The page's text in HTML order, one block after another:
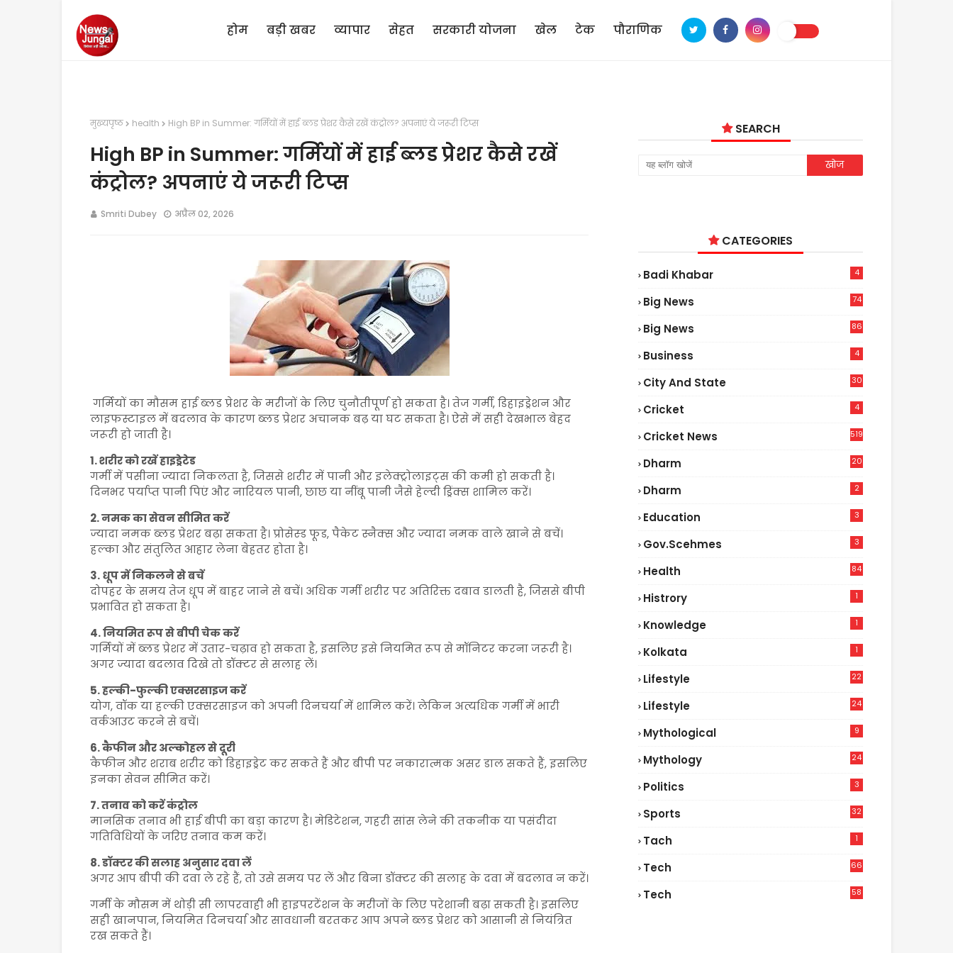
होम बड़ी खबर व्यापार सेहत सरकारी योजना खेल टेक पौराणिक
मुख्यपृष्ठ health High BP in Summer: गर्मियों में हाई ब्लड प्रेशर कैसे रखें कंट्रोल? अपनाएं ये जरूरी टिप्स
High BP in Summer: गर्मियों में हाई ब्लड प्रेशर कैसे रखें
कंट्रोल? अपनाएं ये जरूरी टिप्स
Smriti Dubey अप्रैल 02, 2026
गर्मियों का मौसमहाई ब्लड प्रेशरके मरीजों के लिए चुनौतीपूर्ण हो सकता है। तेज गर्मी, डिहाइड्रेशन और
लाइफस्टाइल में बदलाव के कारण ब्लड प्रेशर अचानक बढ़ या घट सकता है। ऐसे में सही देखभाल बेहद
जरूरी हो जाती है।
1. शरीर को रखें हाइड्रेटेड
गर्मी में पसीना ज्यादा निकलता है, जिससे शरीर में पानी और इलेक्ट्रोलाइट्स की कमी हो सकती है।
दिनभर पर्याप्त पानी पिएं और नारियल पानी, छाछ या नींबू पानी जैसे हेल्दी ड्रिंक्स शामिल करें।
2. नमक का सेवन सीमित करें
ज्यादा नमक ब्लड प्रेशर बढ़ा सकता है। प्रोसेस्ड फूड, पैकेट स्नैक्स और ज्यादा नमक वाले खाने से बचें।
हल्का और संतुलित आहार लेना बेहतर होता है।
3. धूप में निकलने से बचें
दोपहर के समय तेज धूप में बाहर जाने से बचें। अधिक गर्मी शरीर पर अतिरिक्त दबाव डालती है, जिससे बीपी
प्रभावित हो सकता है।
4. नियमित रूप से बीपी चेक करें
गर्मियों में ब्लड प्रेशर में उतार-चढ़ाव हो सकता है, इसलिए इसे नियमित रूप से मॉनिटर करना जरूरी है।
अगर ज्यादा बदलाव दिखे तो डॉक्टर से सलाह लें।
5. हल्की-फुल्की एक्सरसाइज करें
योग, वॉक या हल्की एक्सरसाइज को अपनी दिनचर्या में शामिल करें। लेकिन अत्यधिक गर्मी में भारी
वर्कआउट करने से बचें।
6. कैफीन और अल्कोहल से दूरी
कैफीन और शराब शरीर को डिहाइड्रेट कर सकते हैं और बीपी पर नकारात्मक असर डाल सकते हैं, इसलिए
इनका सेवन सीमित करें।
7. तनाव को करें कंट्रोल
मानसिक तनाव भी हाई बीपी का बड़ा कारण है। मेडिटेशन, गहरी सांस लेने की तकनीक या पसंदीदा
गतिविधियों के जरिए तनाव कम करें।
8. डॉक्टर की सलाह अनुसार दवा लें
अगर आप बीपी की दवा ले रहे हैं, तो उसे समय पर लें और बिना डॉक्टर की सलाह के दवा में बदलाव न करें।
गर्मी के मौसम में थोड़ी सी लापरवाही भीहाइपरटेंशनके मरीजों के लिए परेशानी बढ़ा सकती है। इसलिए
सही खानपान, नियमित दिनचर्या और सावधानी बरतकर आप अपने ब्लड प्रेशर को आसानी से नियंत्रित
रख सकते हैं।
SEARCH
CATEGORIES
Badi Khabar 4
Big News
74
Big News
86
Business 4
City And State 30
Cricket 4
Cricket News 519
Dharm 20
Dharm 2
Education 3
Gov.scehmes 3
Health
84
Histrory 1
Knowledge 1
Kolkata 1
Lifestyle
22
Lifestyle
24
Mythological 9
Mythology 24
Politics 3
Sports 32
Tach 1
Tech
66
Tech
58